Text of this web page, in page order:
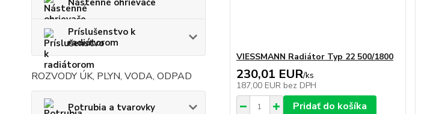
Príslušenstvo k
radiátorom
ROZVODY ÚK, PLYN, VODA, ODPAD
Potrubia a tvarovky
VIESSMANN Radiátor Typ 22 500/1800
230,01 EUR/ks
187,00 EUR bez DPH
Pridať do košíka